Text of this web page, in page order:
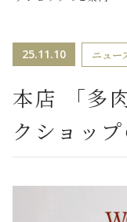
カテゴリーから選ぶ
シリーズから選ぶ
価格から探す
25.11.10 ニュー
本店 「多
クショッ